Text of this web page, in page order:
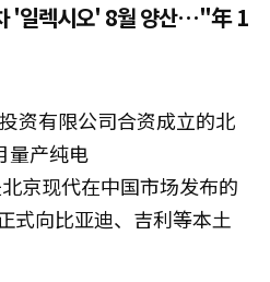
'일렉시오' 8월 양산…"年 1
资有限公司合资成立的北
量产纯电
京现代在中国市场发布的
式向比亚迪、吉利等本土